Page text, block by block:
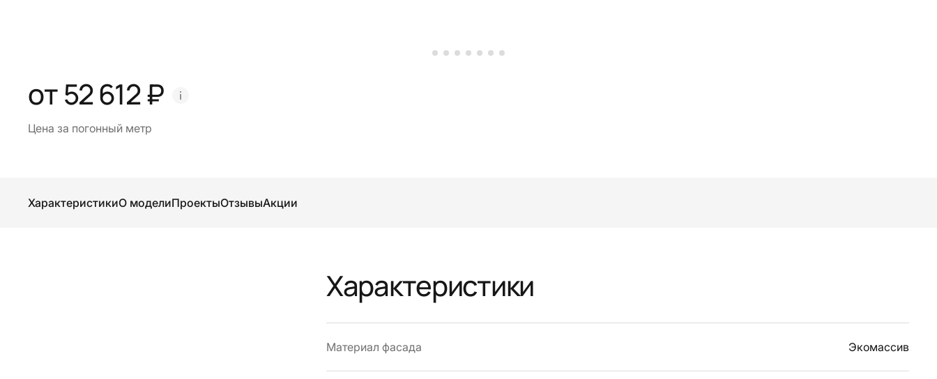
от 52 612 ₽
Цена за погонный метр
ХарактеристикиО моделиПроектыОтзывыАкции
Характеристики
Материал фасада Экомассив